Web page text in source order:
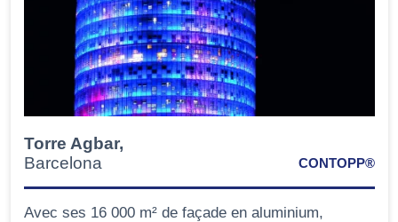
Torre Agbar,
Barcelona
CONTOPP®
Avec ses 16 000 m² de façade en aluminium,